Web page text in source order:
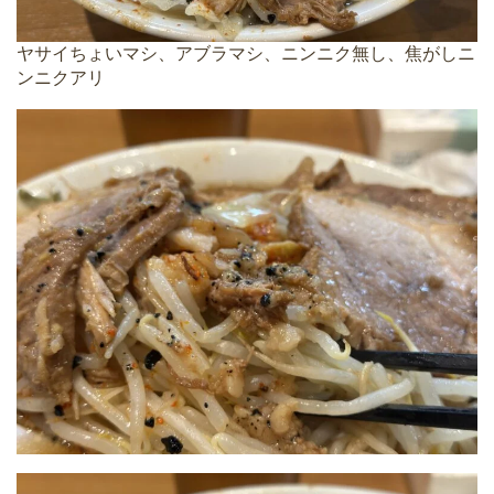
ヤサイちょいマシ、アブラマシ、ニンニク無し、焦がしニ
ンニクアリ